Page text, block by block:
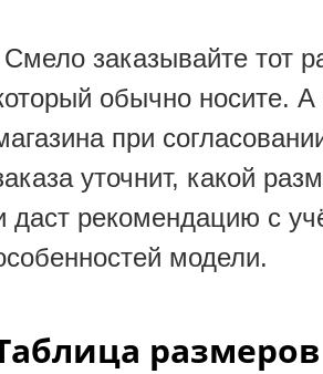
Смело заказывайте тот
обычно носите.
при
уточнит, какой
даст рекомендацию с
модели.